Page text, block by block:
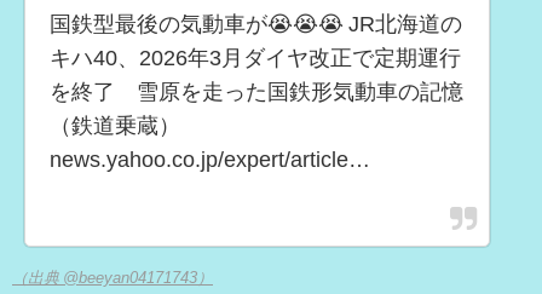
国鉄型最後の気動車が😭😭😭 JR北海道の
キハ40、2026年3月ダイヤ改正で定期運行
を終了 雪原を走った国鉄形気動車の記憶
（鉄道乗蔵）
news.yahoo.co.jp/expert/article…
（出典 @beeyan04171743）